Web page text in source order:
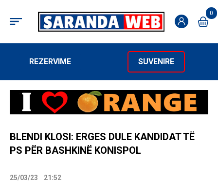
0
REZERVIME SUVENIRE
BLENDI KLOSI: ERGES DULE KANDIDAT TË
PS PËR BASHKINË KONISPOL
25/03/23 21:52